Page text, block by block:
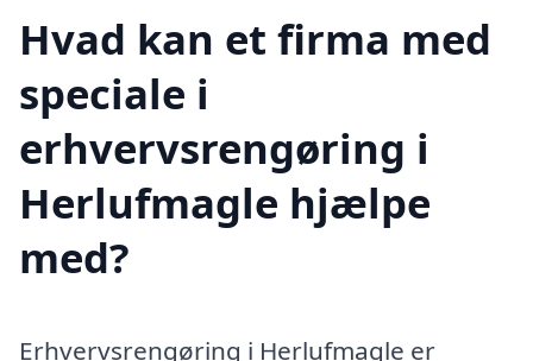
Hvad kan et firma med
speciale i
erhvervsrengøring i
Herlufmagle hjælpe
med?
Erhvervsrengøring i Herlufmagle er